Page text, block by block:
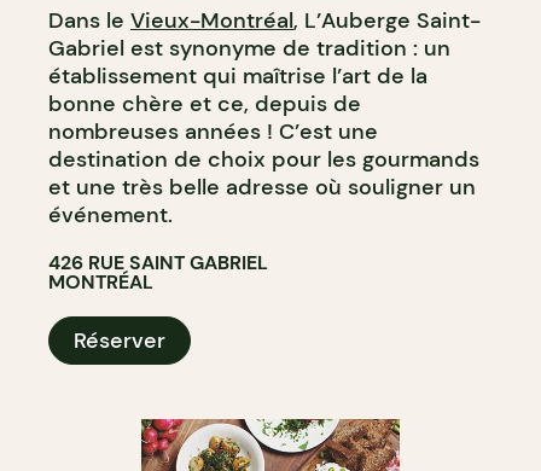
BAR À VIN
Dans le Vieux-Montréal, L’Auberge Saint-
Gabriel est synonyme de tradition : un
établissement qui maîtrise l’art de la
bonne chère et ce, depuis de
nombreuses années ! C’est une
destination de choix pour les gourmands
et une très belle adresse où souligner un
événement.
426 RUE SAINT GABRIEL
MONTRÉAL
Réserver